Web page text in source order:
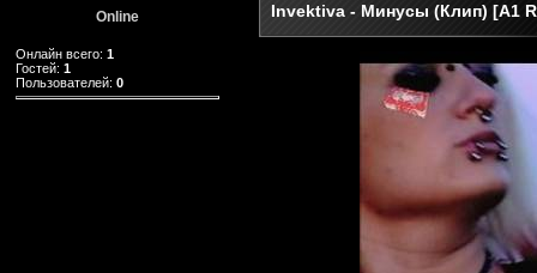
Online
Онлайн всего: 1
Гостей: 1
Пользователей: 0
Invektiva - Минусы (Клип) [A1